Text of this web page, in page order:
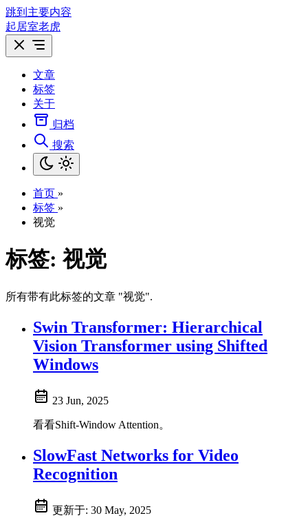
跳到主要内容
起居室老虎
文章
标签
关于
归档
搜索
首页 »
标签 »
视觉
标签: 视觉
所有带有此标签的文章 "视觉".
Swin Transformer: Hierarchical
Vision Transformer using Shifted
Windows
23 Jun, 2025
看看Shift-Window Attention。
SlowFast Networks for Video
Recognition
更新于: 30 May, 2025